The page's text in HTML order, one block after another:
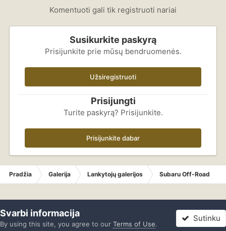
Komentuoti gali tik registruoti nariai
Susikurkite paskyrą
Prisijunkite prie mūsų bendruomenės.
Užsiregistruoti
Prisijungti
Turite paskyrą? Prisijunkite.
Prisijunkite dabar
Pradžia Galerija Lankytojų galerijos Subaru Off-Road
Svarbi informacija
By using this site, you agree to our Terms of Use.
Sutinku
Forumas Neskaityta Prisijungti Registracija Daugiau